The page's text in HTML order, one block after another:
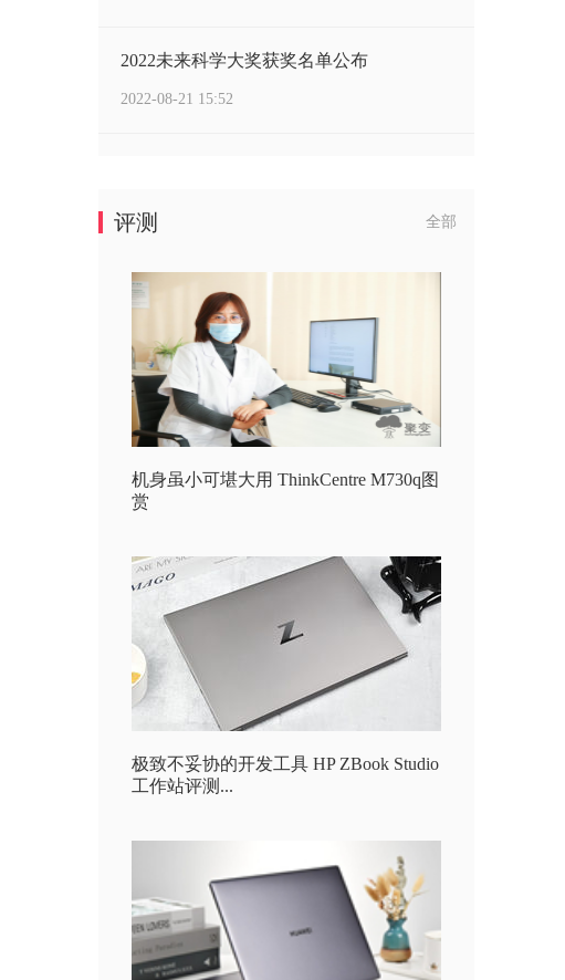
2022未来科学大奖获奖名单公布
2022-08-21 15:52
全部
评测
机身虽小可堪大用 ThinkCentre M730q图
赏
极致不妥协的开发工具 HP ZBook Studio
工作站评测...